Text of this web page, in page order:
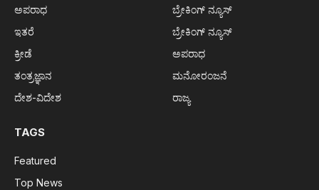
ಅಪರಾಧ
ಇತರೆ
ಕ್ರೀಡೆ
ತಂತ್ರಜ್ಞಾನ
ದೇಶ-ವಿದೇಶ
ಬ್ರೇಕಿಂಗ್ ನ್ಯೂಸ್
ಬ್ರೇಕಿಂಗ್ ನ್ಯೂಸ್
ಅಪರಾಧ
ಮನೋರಂಜನೆ
ರಾಜ್ಯ
TAGS
Featured
Top News